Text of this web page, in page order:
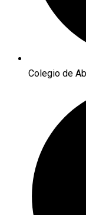
Colegio de